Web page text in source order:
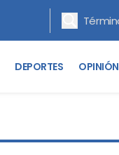
DEPORTES OPINIÓN